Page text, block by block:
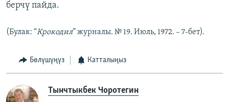
берчү пайда.
(Булак: “Крокодил” журналы. № 19. Июль, 1972. – 7-бет).
Бөлүшүңүз Катталыңыз
Тынчтыкбек Чоротегин